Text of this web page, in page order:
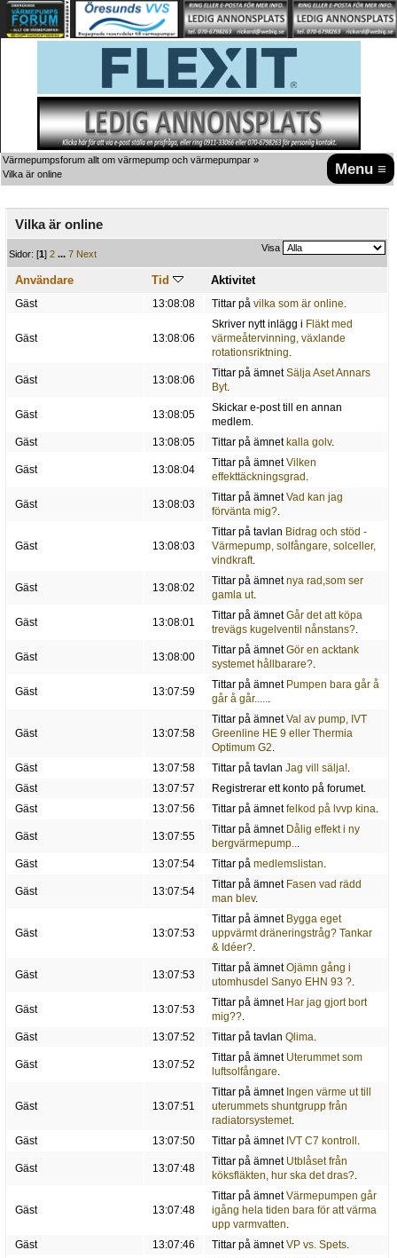
Menu ≡
Värmepumpsforum allt om värmepump och värmepumpar »
Vilka är online
Vilka är online
Sidor: [1]2 ...7 Next
Visa
Användare Tid Aktivitet
Gäst 13:08:08 Tittar på vilka som är online.
Gäst 13:08:06
Skriver nytt inlägg i Fläkt med
värmeåtervinning, växlande
rotationsriktning.
Gäst 13:08:06
Tittar på ämnetSälja Aset Annars
Byt.
Gäst 13:08:05
Skickar e-post till en annan
medlem.
Gäst
13:08:05 Tittar på ämnet kalla golv.
Gäst 13:08:04
Tittar på ämnetVilken
effekttäckningsgrad .
Gäst 13:08:03
Tittar på ämnetVad kan jag
förvänta mig?.
Gäst 13:08:03
Tittar på tavlan Bidrag och stöd -
Värmepump, solfångare, solceller,
vindkraft.
Gäst 13:08:02
Tittar på ämnetnya rad,som ser
gamla ut.
Gäst 13:08:01
Tittar på ämnetGår det att köpa
trevägs kugelventil nånstans?.
Gäst 13:08:00
Tittar på ämnetGör en acktank
systemet hållbarare?.
Gäst 13:07:59
Tittar på ämnet Pumpen bara går å
går å går......
Gäst 13:07:58
Tittar på ämnetVal av pump, IVT
Greenline HE 9 eller Thermia
Optimum G2.
Gäst
13:07:58 Tittar på tavlan Jag vill sälja!.
Gäst
13:07:57
Registrerar ett konto på forumet.
Gäst
13:07:56 Tittar på ämnetfelkod på lvvp kina.
Gäst 13:07:55
Tittar på ämnet Dålig effekt i ny
bergvärmepump...
Gäst
13:07:54 Tittar på medlemslistan.
Gäst 13:07:54
Tittar på ämnet Fasen vad rädd
man blev.
Gäst 13:07:53
Tittar på ämnet Bygga eget
uppvärmt dräneringstråg? Tankar
& Idéer?.
Gäst 13:07:53
Tittar på ämnetOjämn gång i
utomhusdel Sanyo EHN 93 ?.
Gäst 13:07:53
Tittar på ämnet Har jag gjort bort
mig??.
Gäst
13:07:52 Tittar på tavlan Qlima.
Gäst 13:07:52
Tittar på ämnet Uterummet som
luftsolfångare.
Gäst 13:07:51
Tittar på ämnet Ingen värme ut till
uterummets shuntgrupp från
radiatorsystemet.
Gäst
13:07:50 Tittar på ämnet IVT C7 kontroll .
Gäst 13:07:48
Tittar på ämnet Utblåset från
köksfläkten, hur ska det dras?.
Gäst 13:07:48
Tittar på ämnetVärmepumpen går
igång hela tiden bara för att värma
upp varmvatten.
Gäst
13:07:46 Tittar på ämnetVP vs. Spets.